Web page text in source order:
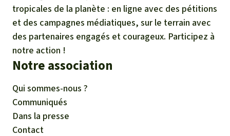
tropicales de la planète : en ligne avec des pétitions
et des campagnes médiatiques, sur le terrain avec
des partenaires engagés et courageux. Participez à
notre action !
Notre association
Qui sommes-nous ?
Communiqués
Dans la presse
Contact